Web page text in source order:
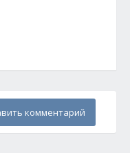
комментарий